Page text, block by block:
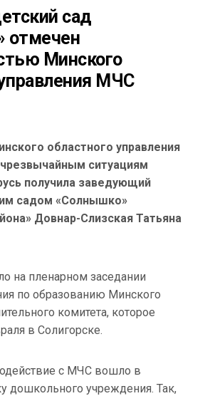
сад
отмечен
Минского
МЧС
областного управления
ситуациям
получила заведующий
садом «Солнышко»
Довнар-Слизская Татьяна
на пленарном заседании
по образованию Минского
комитета, которое
в Солигорске.
с МЧС вошло в
дошкольного учреждения. Так,